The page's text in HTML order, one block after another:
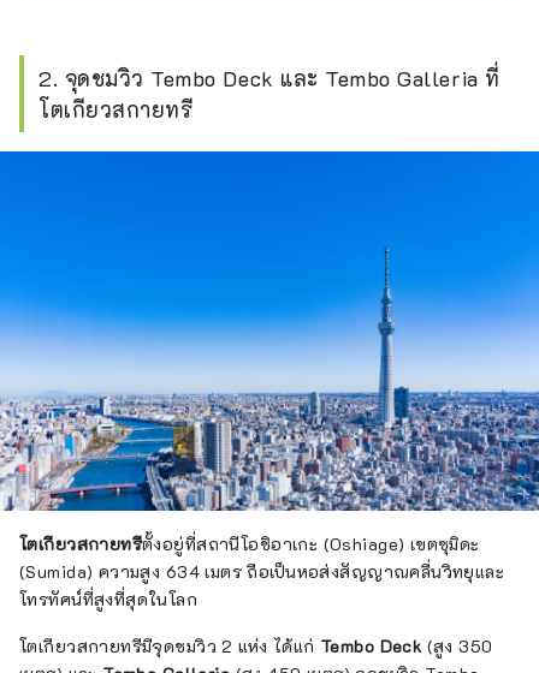
2. จุดชมวิว Tembo Deck และ Tembo Galleria ที่
โตเกียวสกายทรี
โตเกียวสกายทรีตั้งอยู่ที่สถานีโอชิอาเกะ (Oshiage) เขตซุมิดะ
(Sumida) ความสูง 634 เมตร ถือเป็นหอส่งสัญญาณคลื่นวิทยุและ
โทรทัศน์ที่สูงที่สุดในโลก
โตเกียวสกายทรีมีจุดชมวิว 2 แห่ง ได้แก่ Tembo Deck (สูง 350